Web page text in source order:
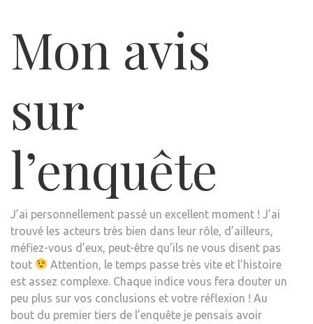
Mon avis
sur
l’enquête
J’ai personnellement passé un excellent moment ! J’ai
trouvé les acteurs très bien dans leur rôle, d’ailleurs,
méfiez-vous d’eux, peut-être qu’ils ne vous disent pas
tout
Attention, le temps passe très vite et l’histoire
est assez complexe. Chaque indice vous fera douter un
peu plus sur vos conclusions et votre réflexion ! Au
bout du premier tiers de l’enquête je pensais avoir